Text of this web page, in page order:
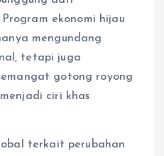
ekonomi hijau
mengundang
tetapi juga
gotong royong
ciri khas
terkait perubahan